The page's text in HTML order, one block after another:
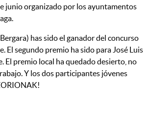
junio organizado por los ayuntamentos
has sido el ganador del concurso
El segundo premio ha sido para José Luis
El premio local ha quedado desierto, no
Y los dos participantes jóvenes